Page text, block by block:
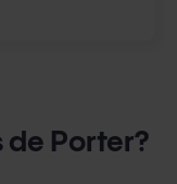
de Porter?